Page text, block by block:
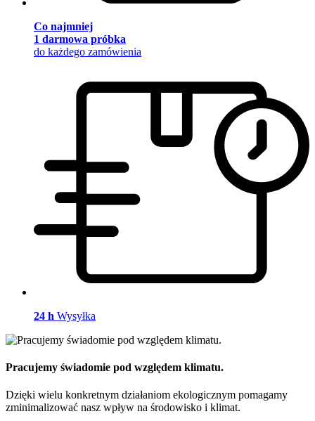
Co najmniej
1 darmowa próbka
do każdego zamówienia
24 h Wysyłka
Pracujemy świadomie pod względem klimatu.
Dzięki wielu konkretnym działaniom ekologicznym pomagamy
zminimalizować nasz wpływ na środowisko i klimat.